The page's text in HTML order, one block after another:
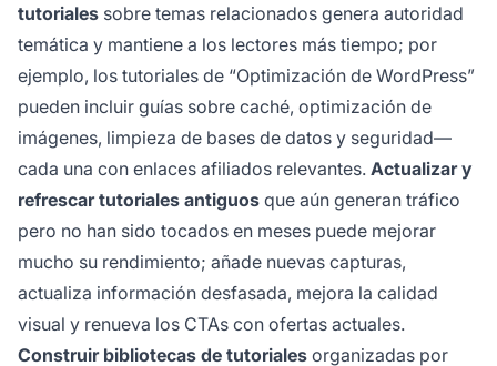
tutoriales sobre temas relacionados genera autoridad
temática y mantiene a los lectores más tiempo; por
ejemplo, los tutoriales de “Optimización de WordPress”
pueden incluir guías sobre caché, optimización de
imágenes, limpieza de bases de datos y seguridad—
cada una con enlaces afiliados relevantes. Actualizar y
refrescar tutoriales antiguos que aún generan tráfico
pero no han sido tocados en meses puede mejorar
mucho su rendimiento; añade nuevas capturas,
actualiza información desfasada, mejora la calidad
visual y renueva los CTAs con ofertas actuales.
Construir bibliotecas de tutoriales organizadas por